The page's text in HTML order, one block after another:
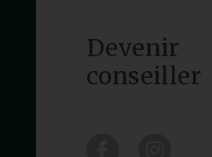
Devenir
conseiller